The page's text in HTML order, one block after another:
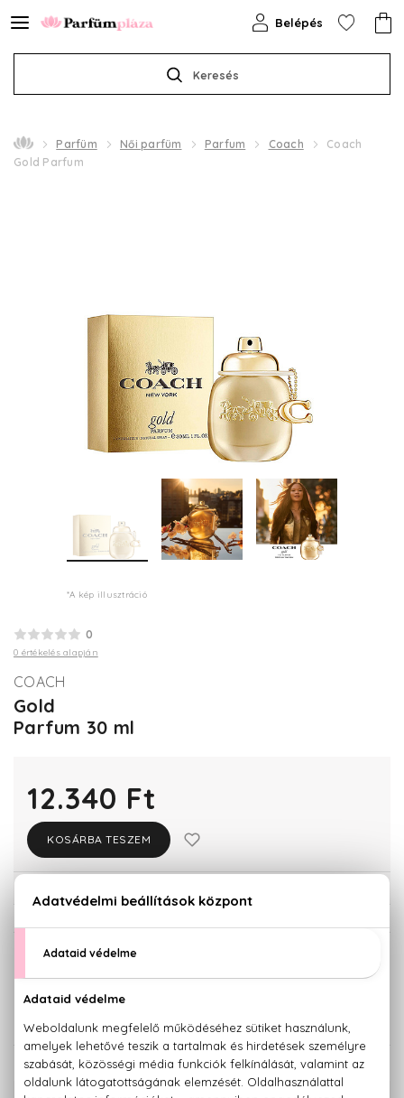
Keresés
Belépés
Parfüm Női parfüm Parfum Coach
Coach
Gold Parfum
*A kép illusztráció
0
0 értékelés alapján
COACH
Gold
Parfum 30 ml
12.340 Ft
KOSÁRBA TESZEM
KISZERELÉS KIVÁLASZTÁSA
KAPCSOLÓDÓ TERMÉKEK